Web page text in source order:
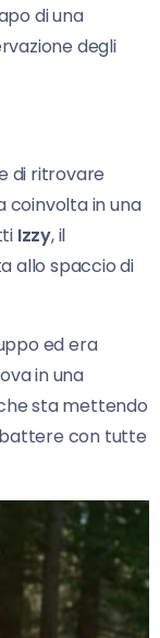
di una
degli
di ritrovare
coinvolta in una
Izzy, il
allo spaccio di
ed era
in una
sta mettendo
con tutte